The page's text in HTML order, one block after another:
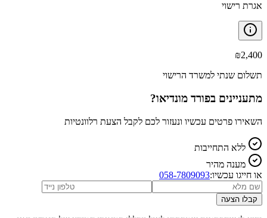
אגרת רישוי
₪2,400
תשלום שנתי למשרד הרישוי
מתעניינים בפורד מונדיאו?
השאירו פרטים עכשיו ונעזור לכם לקבל הצעת רלוונטיות
ללא התחייבות
מענה מהיר
או חייגו עכשיו:058-7809093
קבלו הצעה